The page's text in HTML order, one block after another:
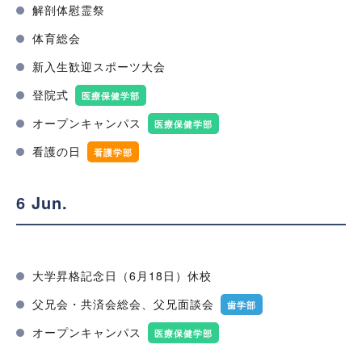
解剖体慰霊祭
体育総会
新入生歓迎スポーツ大会
登院式
医療保健学部
オープンキャンパス 医療保健学部
看護の日 看護学部
6 Jun.
大学昇格記念日（6月18日）休校
父兄会・共済会総会、父兄面談会
歯学部
オープンキャンパス 医療保健学部